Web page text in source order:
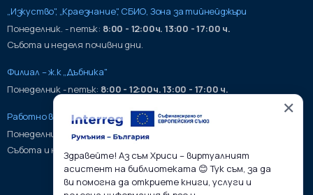
„Изкуство", „Краезнание", СБИО, Зона за тийнейджъри
Понеделник. - петък: 8:00 - 12:00ч. 13:00 - 17:00 ч.
Събота и неделя почивни дни.
Филиал – ж.к „Дъбника"
Понеделник - петък: 8:00 - 12:00ч. 13:00 - 17:00 ч.
Работно време на хранилища:
Понеделник - петък:9:00 - 17:00ч.
Събота и неделя почивни дни.
✕
Здравейте! Аз съм Хриси – виртуалният
асистент на библиотеката 😊 Тук съм, за да
ви помогна да откриете книги, услуги и